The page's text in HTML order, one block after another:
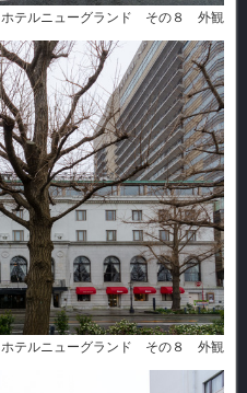
ホテルニューグランド その８ 外観
ホテルニューグランド その８ 外観